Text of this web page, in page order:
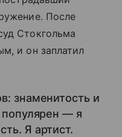
После
Стокгольма
и он заплатил
знаменитость и
популярен — я
Я артист.